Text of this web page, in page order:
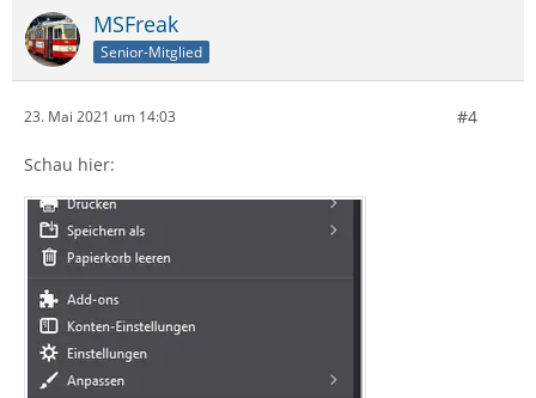
MSFreak
Senior-Mitglied
23. Mai 2021 um 14:03 #4
Schau hier: